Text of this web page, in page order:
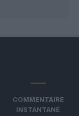
COMMENTAIRE
INSTANTANÉ